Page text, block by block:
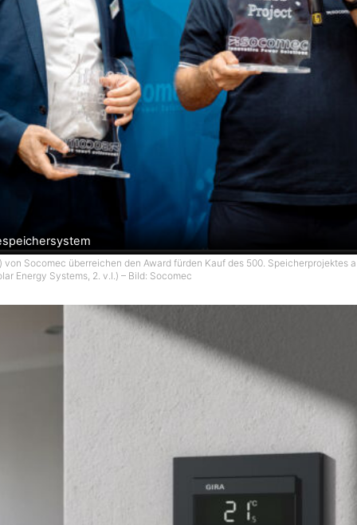
von Socomec überreichen den Award fürden Kauf des 500. Speicherprojektes
Energy Systems, 2. v.l.) – Bild: Socomec